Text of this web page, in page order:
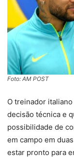
Foto: AM POST
O treinador
decisão técnica e
possibilidade de
em campo em
estar pronto para